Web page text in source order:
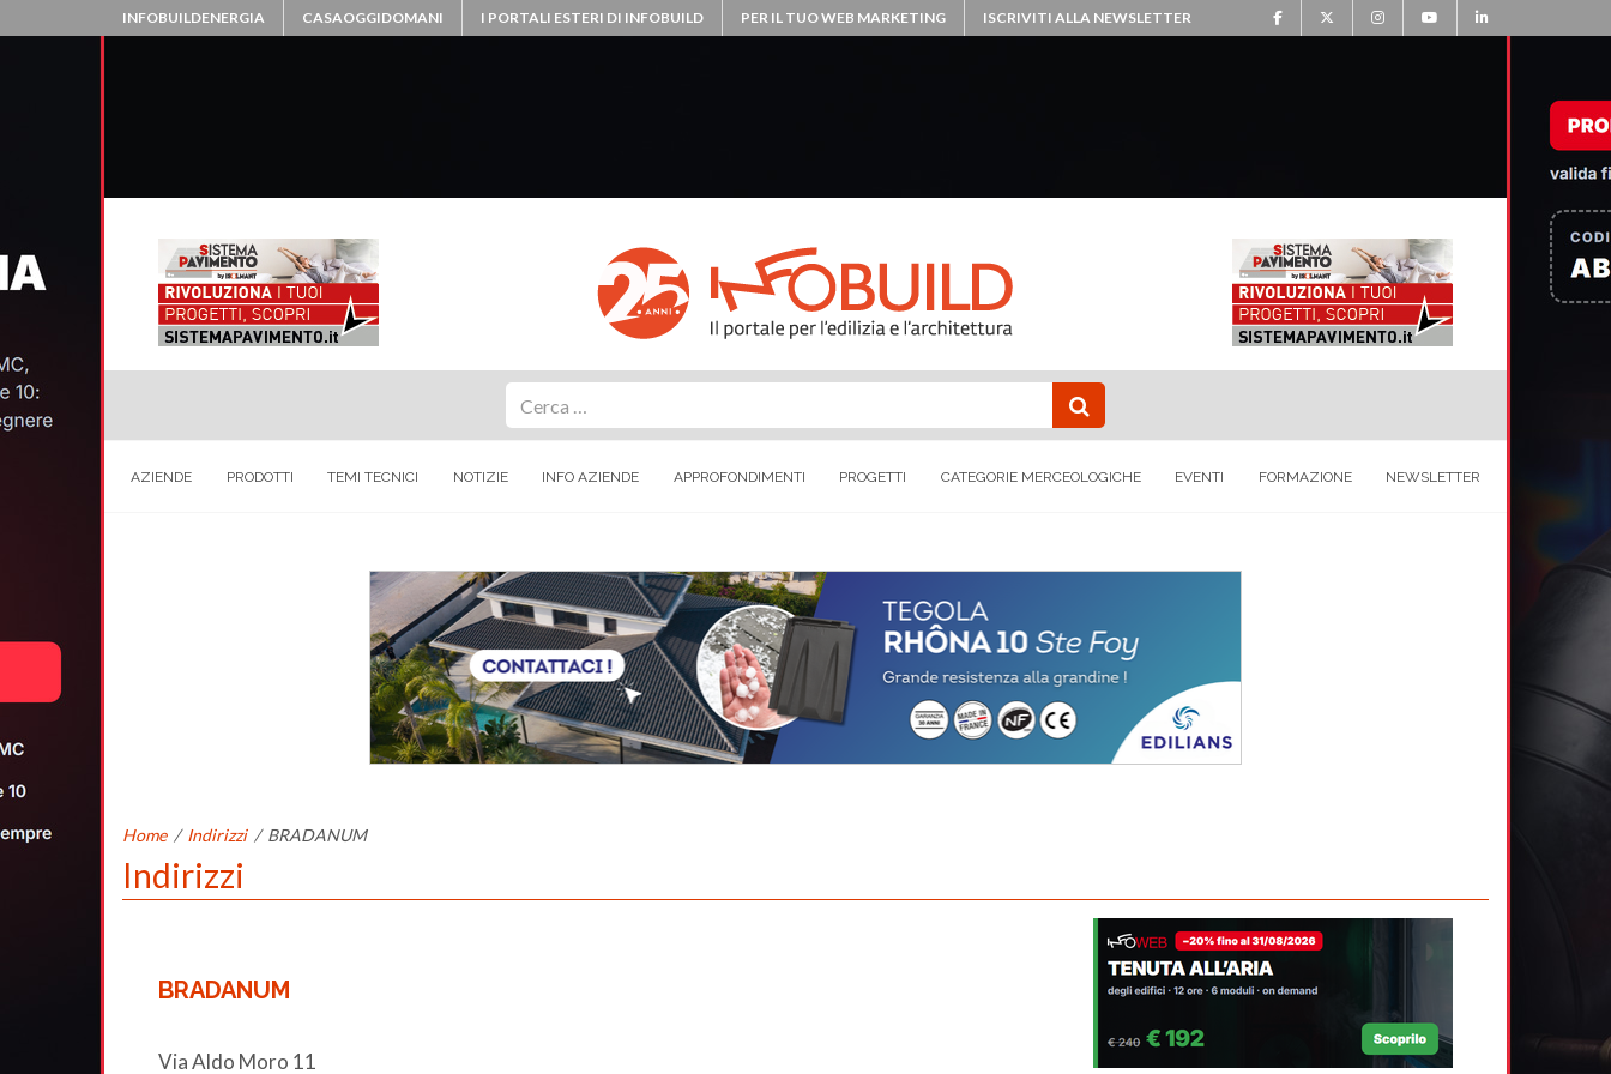
INFOBUILDENERGIA CASAOGGIDOMANI I PORTALI ESTERI DI INFOBUILD PER IL TUO WEB MARKETING ISCRIVITI ALLA NEWSLETTER
AZIENDE PRODOTTI TEMI TECNICI NOTIZIE INFO AZIENDE APPROFONDIMENTI PROGETTI CATEGORIE MERCEOLOGICHE EVENTI FORMAZIONE NEWSLETTER
Home / Indirizzi / BRADANUM
Indirizzi
BRADANUM
Via Aldo Moro 11